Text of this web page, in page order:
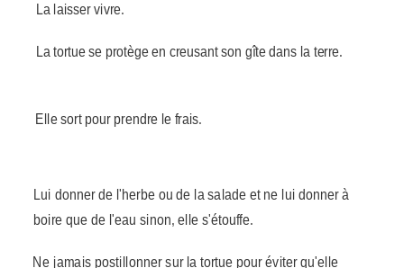
La laisser vivre.
La tortue se protège en creusant son gîte dans la terre.
Elle sort pour prendre le frais.
Lui donner de l'herbe ou de la salade et ne lui donner à
boire que de l'eau sinon, elle s'étouffe.
Ne jamais postillonner sur la tortue pour éviter qu'elle